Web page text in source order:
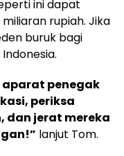
ini dapat
rupiah. Jika
buruk bagi
penegak
periksa
dan jerat mereka
lanjut Tom.